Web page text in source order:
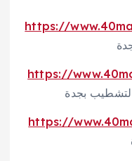
https://
https://
بجدة
https://